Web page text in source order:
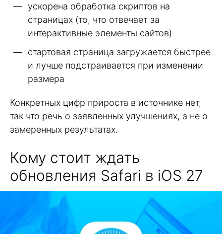
ускорена обработка скриптов на
страницах (то, что отвечает за
интерактивные элементы сайтов)
стартовая страница загружается быстрее
и лучше подстраивается при изменении
размера
Конкретных цифр прироста в источнике нет,
так что речь о заявленных улучшениях, а не о
замеренных результатах.
Кому стоит ждать
обновления Safari в iOS 27